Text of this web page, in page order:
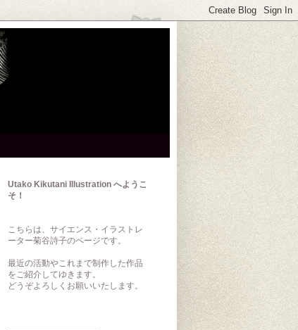
Utako Kikutani Illustration へようこ
そ！
こちらは、サイエンス・イラストレ
ーター菊谷詩子のページです。
最近の活動やこれまで制作した作品
をご紹介してゆきます。
どうぞよろしくお願いいたします。